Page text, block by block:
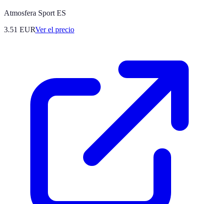
Atmosfera Sport ES
3.51 EURVer el precio